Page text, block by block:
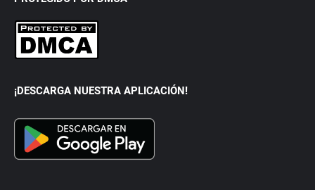
¡DESCARGA NUESTRA APLICACIÓN!